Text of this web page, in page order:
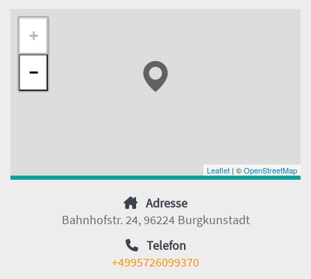
+
−
Leaflet | ©OpenStreetMap
Adresse
Bahnhofstr. 24, 96224 Burgkunstadt
Telefon
+4995726099370